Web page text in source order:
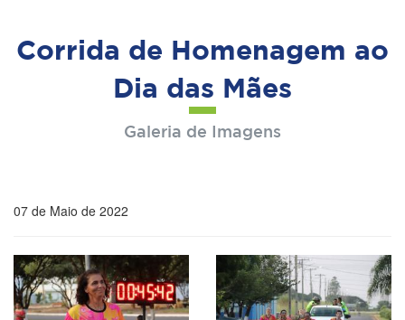
Corrida de Homenagem ao
Dia das Mães
Galeria de Imagens
07 de Maio de 2022